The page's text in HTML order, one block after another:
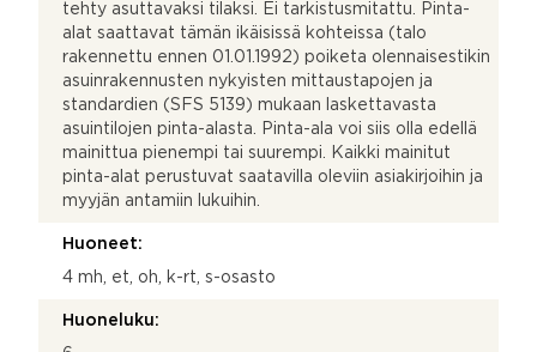
tehty asuttavaksi tilaksi. Ei tarkistusmitattu. Pinta-
alat saattavat tämän ikäisissä kohteissa (talo
rakennettu ennen 01.01.1992) poiketa olennaisestikin
asuinrakennusten nykyisten mittaustapojen ja
standardien (SFS 5139) mukaan laskettavasta
asuintilojen pinta-alasta. Pinta-ala voi siis olla edellä
mainittua pienempi tai suurempi. Kaikki mainitut
pinta-alat perustuvat saatavilla oleviin asiakirjoihin ja
myyjän antamiin lukuihin.
Huoneet:
4 mh, et, oh, k-rt, s-osasto
Huoneluku: